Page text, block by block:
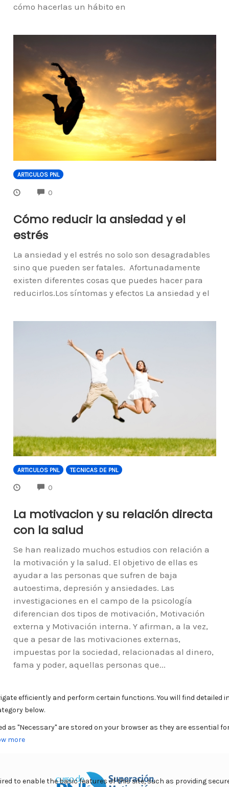
cómo hacerlas un hábito en
ARTICULOS PNL
0
Cómo reducir la ansiedad y el
estrés
La ansiedad y el estrés no solo son desagradables
sino que pueden ser fatales. Afortunadamente
existen diferentes cosas que puedes hacer para
reducirlos.Los síntomas y efectos La ansiedad y el
ARTICULOS PNL TECNICAS DE PNL
0
La motivacion y su relación directa
con la salud
Se han realizado muchos estudios con relación a
la motivación y la salud. El objetivo de ellas es
ayudar a las personas que sufren de baja
autoestima, depresión y ansiedades. Las
investigaciones en el campo de la psicología
diferencian dos tipos de motivación, Motivación
externa y Motivación interna. Y afirman, a la vez,
que a pesar de las motivaciones externas,
impuestas por la sociedad, relacionadas al dinero,
fama y poder, aquellas personas que...